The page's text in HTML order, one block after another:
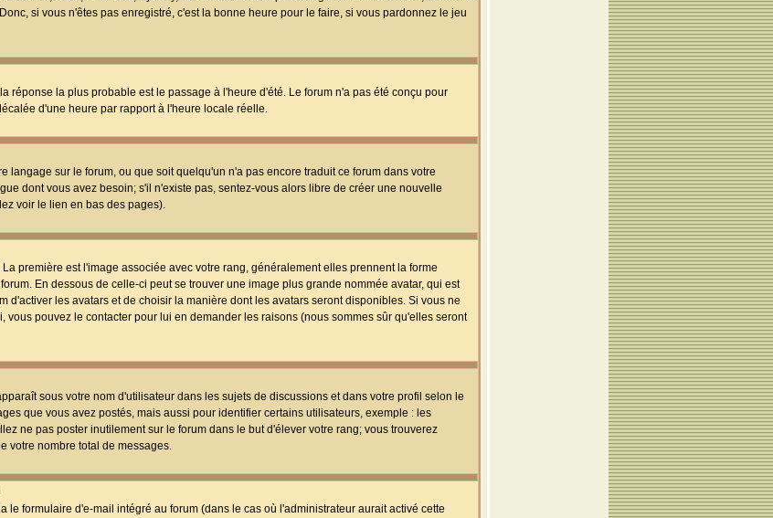
si vous n'êtes pas enregistré, c'est la bonne heure pour le faire, si vous pardonnez le jeu
la plus probable est le passage à l'heure d'été. Le forum n'a pas été conçu pour
d'une heure par rapport à l'heure locale réelle.
sur le forum, ou que soit quelqu'un n'a pas encore traduit ce forum dans votre
dont vous avez besoin; s'il n'existe pas, sentez-vous alors libre de créer une nouvelle
voir le lien en bas des pages).
première est l'image associée avec votre rang, généralement elles prennent la forme
En dessous de celle-ci peut se trouver une image plus grande nommée avatar, qui est
les avatars et de choisir la manière dont les avatars seront disponibles. Si vous ne
pouvez le contacter pour lui en demander les raisons (nous sommes sûr qu'elles seront
sous votre nom d'utilisateur dans les sujets de discussions et dans votre profil selon le
que vous avez postés, mais aussi pour identifier certains utilisateurs, exemple : les
ne pas poster inutilement sur le forum dans le but d'élever votre rang; vous trouverez
votre nombre total de messages.
formulaire d'e-mail intégré au forum (dans le cas où l'administrateur aurait activé cette